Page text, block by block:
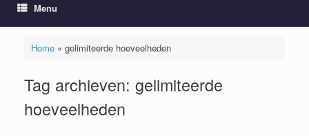
Menu
Home» gelimiteerde hoeveelheden
Tag archieven: gelimiteerde
hoeveelheden